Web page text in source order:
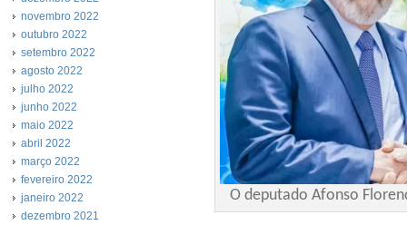
novembro 2022
outubro 2022
setembro 2022
agosto 2022
julho 2022
junho 2022
maio 2022
abril 2022
março 2022
fevereiro 2022
janeiro 2022
dezembro 2021
O deputado Afonso